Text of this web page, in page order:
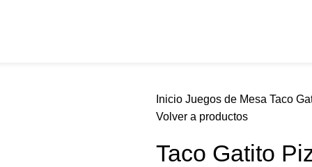
Inicio Juegos de Mesa Taco
Volver a productos
Taco Gatito